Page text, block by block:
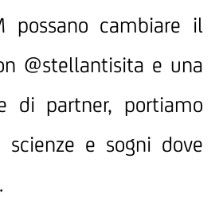
possano cambiare il
@stellantisita e una
di partner, portiamo
scienze e sogni dove